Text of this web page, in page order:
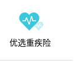
优选重疾险